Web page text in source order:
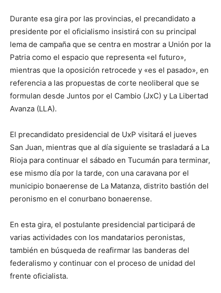
Durante esa gira por las provincias, el precandidato a
presidente por el oficialismo insistirá con su principal
lema de campaña que se centra en mostrar a Unión por la
Patria como el espacio que representa «el futuro»,
mientras que la oposición retrocede y «es el pasado», en
referencia a las propuestas de corte neoliberal que se
formulan desde Juntos por el Cambio (JxC) y La Libertad
Avanza (LLA).
El precandidato presidencial de UxP visitará el jueves
San Juan, mientras que al día siguiente se trasladará a La
Rioja para continuar el sábado en Tucumán para terminar,
ese mismo día por la tarde, con una caravana por el
municipio bonaerense de La Matanza, distrito bastión del
peronismo en el conurbano bonaerense.
En esta gira, el postulante presidencial participará de
varias actividades con los mandatarios peronistas,
también en búsqueda de reafirmar las banderas del
federalismo y continuar con el proceso de unidad del
frente oficialista.